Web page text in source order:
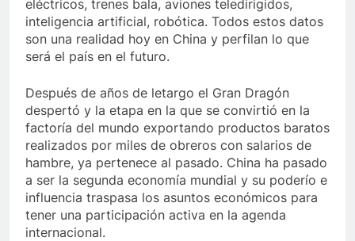
eléctricos, trenes bala, aviones teledirigidos,
inteligencia artificial, robótica. Todos estos datos
son una realidad hoy en China y perfilan lo que
será el país en el futuro.
Después de años de letargo el Gran Dragón
despertó y la etapa en la que se convirtió en la
factoría del mundo exportando productos baratos
realizados por miles de obreros con salarios de
hambre, ya pertenece al pasado. China ha pasado
a ser la segunda economía mundial y su poderío e
influencia traspasa los asuntos económicos para
tener una participación activa en la agenda
internacional.